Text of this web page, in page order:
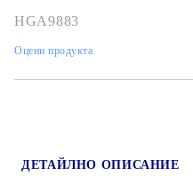
HGA9883
Оцени продукта
ДЕТАЙЛНО ОПИСАНИЕ